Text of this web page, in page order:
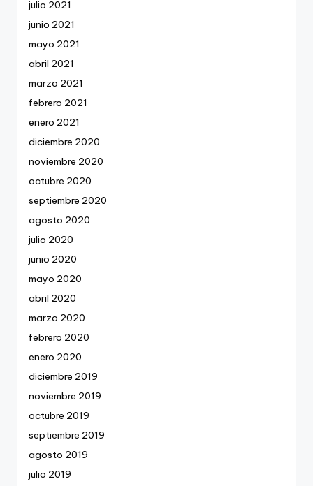
julio 2021
junio 2021
mayo 2021
abril 2021
marzo 2021
febrero 2021
enero 2021
diciembre 2020
noviembre 2020
octubre 2020
septiembre 2020
agosto 2020
julio 2020
junio 2020
mayo 2020
abril 2020
marzo 2020
febrero 2020
enero 2020
diciembre 2019
noviembre 2019
octubre 2019
septiembre 2019
agosto 2019
julio 2019